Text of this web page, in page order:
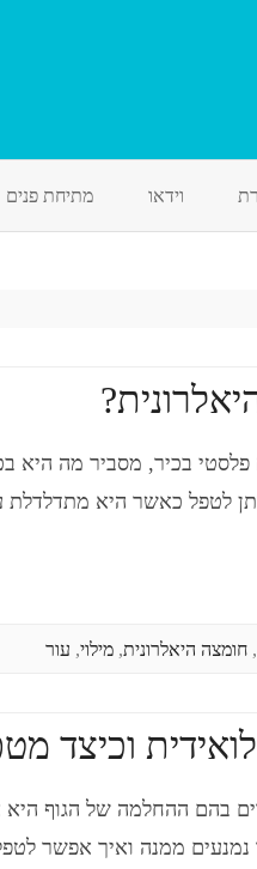
וידאו מתיחת פנים
בכיר, מסביר מה היא
לטפל כאשר היא מתדלדלת
, חומצה היאלרונית, מילוי, עור
וכיצד
בהם ההחלמה של הגוף היא
נמנעים ממנה ואיך אפשר